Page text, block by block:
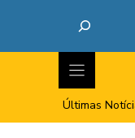
Últimas